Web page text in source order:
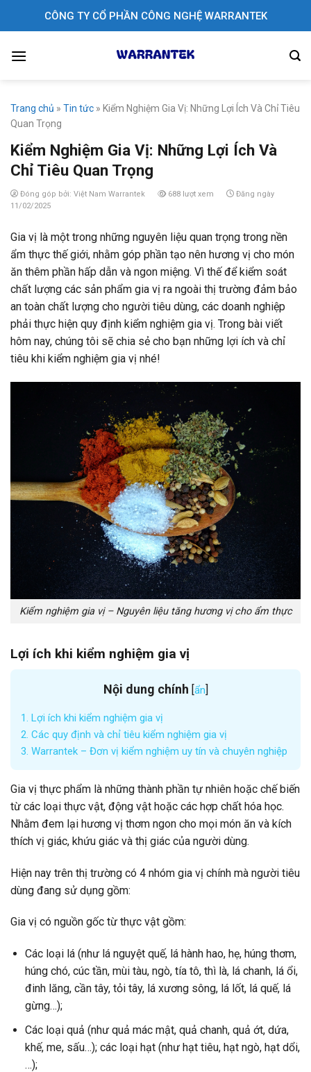
CÔNG TY CỔ PHẦN CÔNG NGHỆ WARRANTEK
Trang chủ » Tin tức » Kiểm Nghiệm Gia Vị: Những Lợi Ích Và Chỉ Tiêu
Quan Trọng
Kiểm Nghiệm Gia Vị: Những Lợi Ích Và
Chỉ Tiêu Quan Trọng
Đóng góp bởi: Việt Nam Warrantek 688 lượt xem
Đăng ngày
11/02/2025
Gia vị là một trong những nguyên liệu quan trọng trong nền
ẩm thực thế giới, nhằm góp phần tạo nên hương vị cho món
ăn thêm phần hấp dẫn và ngon miệng. Vì thế để kiểm soát
chất lượng các sản phẩm gia vị ra ngoài thị trường đảm bảo
an toàn chất lượng cho người tiêu dùng, các doanh nghiệp
phải thực hiện quy định kiểm nghiệm gia vị. Trong bài viết
hôm nay, chúng tôi sẽ chia sẻ cho bạn những lợi ích và chỉ
tiêu khi kiểm nghiệm gia vị nhé!
Kiểm nghiệm gia vị – Nguyên liệu tăng hương vị cho ẩm thực
Lợi ích khi kiểm nghiệm gia vị
Nội dung chính [ẩn]
1. Lợi ích khi kiểm nghiệm gia vị
2. Các quy định và chỉ tiêu kiểm nghiệm gia vị
3. Warrantek – Đơn vị kiểm nghiệm uy tín và chuyên nghiệp
Gia vị thực phẩm là những thành phần tự nhiên hoặc chế biến
từ các loại thực vật, động vật hoặc các hợp chất hóa học.
Nhằm đem lại hương vị thơm ngon cho mọi món ăn và kích
thích vị giác, khứu giác và thị giác của người dùng.
Hiện nay trên thị trường có 4 nhóm gia vị chính mà người tiêu
dùng đang sử dụng gồm:
Gia vị có nguồn gốc từ thực vật gồm:
Các loại lá (như lá nguyệt quế, lá hành hao, hẹ, húng thơm,
húng chó, cúc tần, mùi tàu, ngò, tía tô, thì là, lá chanh, lá ổi,
đinh lăng, cần tây, tỏi tây, lá xương sông, lá lốt, lá quế, lá
gừng…);
Các loại quả (như quả mác mật, quả chanh, quả ớt, dứa,
khế, me, sấu…); các loại hạt (như hạt tiêu, hạt ngò, hạt dổi,
…);